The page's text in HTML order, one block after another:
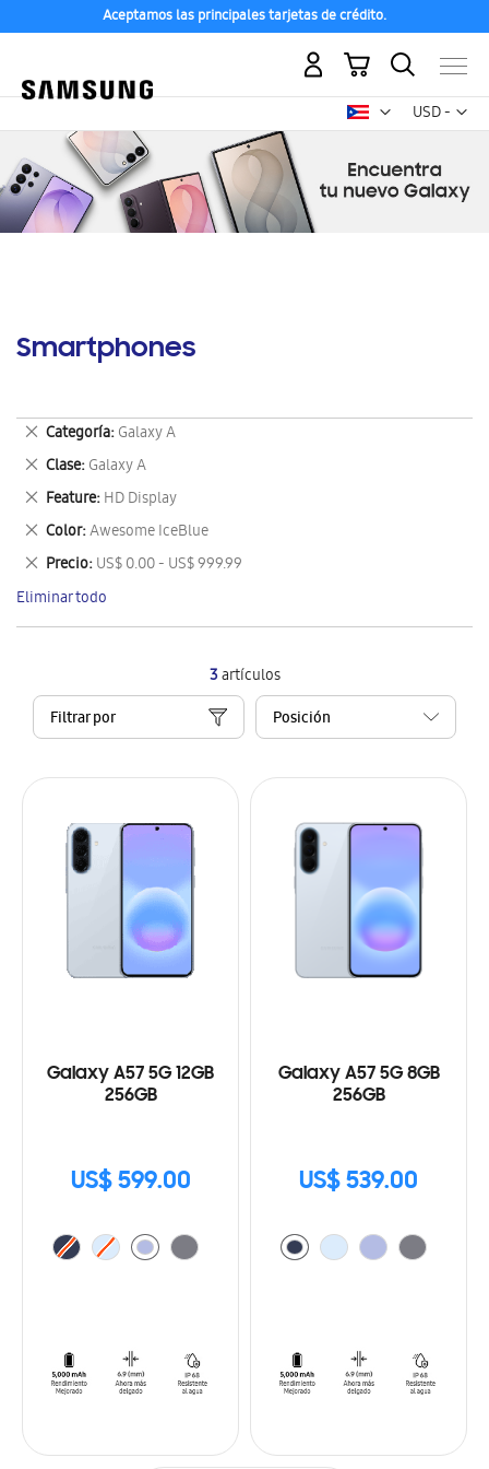
Aceptamos las principales tarjetas de crédito.
USD -
dólar
Mi carrito
Smartphones
3artículos
Filtrar por
Galaxy A57 5G 12GB
256GB
US$ 599.00
Galaxy A57 5G 8GB
256GB
US$ 539.00
Categoría Galaxy A
Eliminar
este
artículo
Clase Galaxy A
Eliminar
este
artículo
Feature HD Display
Eliminar
este
artículo
Color Awesome IceBlue
Eliminar
este
artículo
Precio US$ 0.00 - US$ 999.99
Eliminar
este
artículo
Eliminar todo